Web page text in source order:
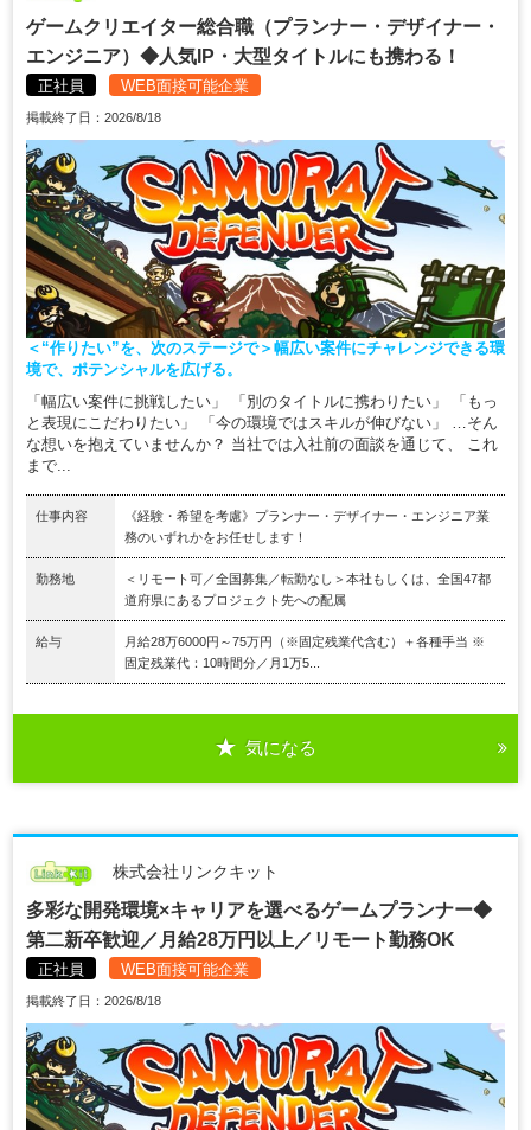
ゲームクリエイター総合職（プランナー・デザイナー・
エンジニア）◆人気IP・大型タイトルにも携わる！
正社員 WEB面接可能企業
掲載終了日：2026/8/18
＜“作りたい”を、次のステージで＞幅広い案件にチャレンジできる環
境で、ポテンシャルを広げる。
「幅広い案件に挑戦したい」 「別のタイトルに携わりたい」 「もっ
と表現にこだわりたい」 「今の環境ではスキルが伸びない」 …そん
な想いを抱えていませんか？ 当社では入社前の面談を通じて、 これ
まで...
仕事内容
《経験・希望を考慮》プランナー・デザイナー・エンジニア業
務のいずれかをお任せします！
勤務地
＜リモート可／全国募集／転勤なし＞本社もしくは、全国47都
道府県にあるプロジェクト先への配属
給与
月給28万6000円～75万円（※固定残業代含む）＋各種手当 ※
固定残業代：10時間分／月1万5...
気になる
株式会社リンクキット
多彩な開発環境×キャリアを選べるゲームプランナー◆
第二新卒歓迎／月給28万円以上／リモート勤務OK
正社員 WEB面接可能企業
掲載終了日：2026/8/18